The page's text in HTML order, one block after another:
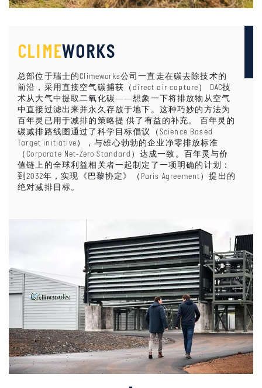
CLIMEWORKS
总部位于瑞士的Climeworks公司一直走在碳去除技术的
前沿，采用直接空气碳捕获（direct air capture） DAC技
术从大气中提取二氧化碳——想象一下将排放物从空气
中直接过滤出来并永久存放于地下。这种巧妙的方法为
百年灵已用于减排的策略提 供了有益的补充。 百年灵的
碳减排路线图通过了科学目标倡议（Science Based
Target initiative），与雄心勃勃的企业净零排放标准
（Corporate Net-Zero Standard）达成一致。百年灵与价
值链上的全球利益相关者一起制定了一项明确的计划：
到2032年，实现《巴黎协定》（Paris Agreement）提出的
绝对减排目标。